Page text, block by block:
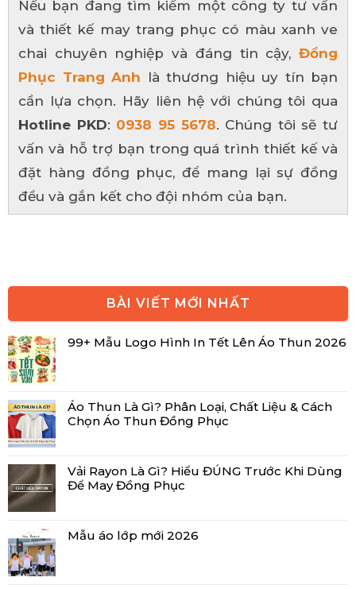
Nếu bạn đang tìm kiếm một công ty tư vấn
và thiết kế may trang phục có màu xanh ve
chai chuyên nghiệp và đáng tin cậy, Đồng
Phục Trang Anh là thương hiệu uy tín bạn
cần lựa chọn. Hãy liên hệ với chúng tôi qua
Hotline PKD: 0938 95 5678. Chúng tôi sẽ tư
vấn và hỗ trợ bạn trong quá trình thiết kế và
đặt hàng đồng phục, để mang lại sự đồng
đều và gắn kết cho đội nhóm của bạn.
BÀI VIẾT MỚI NHẤT
99+ Mẫu Logo Hình In Tết Lên Áo Thun 2026
Áo Thun Là Gì? Phân Loại, Chất Liệu & Cách
Chọn Áo Thun Đồng Phục
Vải Rayon Là Gì? Hiểu ĐÚNG Trước Khi Dùng
Để May Đồng Phục
Mẫu áo lớp mới 2026